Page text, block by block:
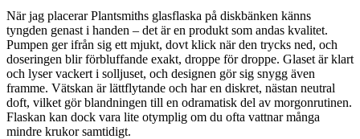
När jag placerar Plantsmiths glasflaska på diskbänken känns
tyngden genast i handen – det är en produkt som andas kvalitet.
Pumpen ger ifrån sig ett mjukt, dovt klick när den trycks ned, och
doseringen blir förbluffande exakt, droppe för droppe. Glaset är klart
och lyser vackert i solljuset, och designen gör sig snygg även
framme. Vätskan är lättflytande och har en diskret, nästan neutral
doft, vilket gör blandningen till en odramatisk del av morgonrutinen.
Flaskan kan dock vara lite otymplig om du ofta vattnar många
mindre krukor samtidigt.